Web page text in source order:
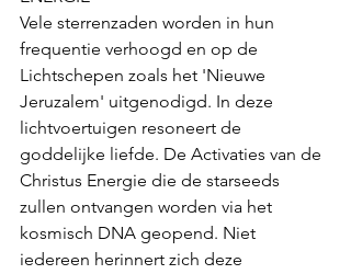
Vele sterrenzaden worden in hun
frequentie verhoogd en op de
Lichtschepen zoals het 'Nieuwe
Jeruzalem' uitgenodigd. In deze
lichtvoertuigen resoneert de
goddelijke liefde. De Activaties van de
Christus Energie die de starseeds
zullen ontvangen worden via het
kosmisch DNA geopend. Niet
iedereen herinnert zich deze